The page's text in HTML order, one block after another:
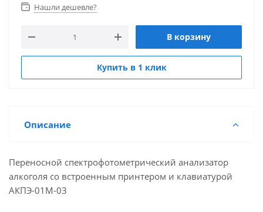
Нашли дешевле?
В корзину
Купить в 1 клик
Описание
Переносной спектрофотометрический анализатор
алкоголя со встроенным принтером и клавиатурой
АКПЭ-01М-03